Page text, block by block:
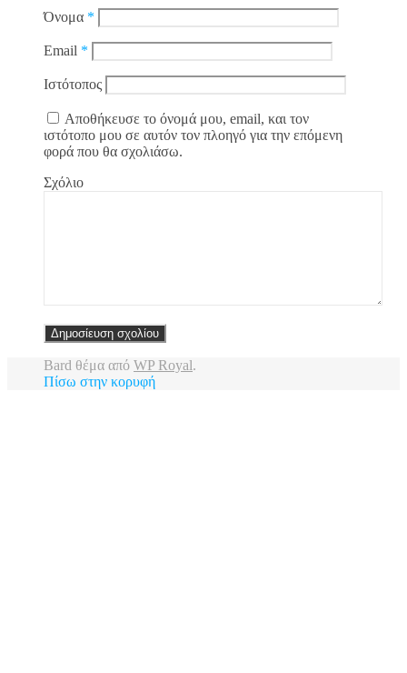
Όνομα *
Email *
Ιστότοπος
Αποθήκευσε το όνομά μου, email, και τον
ιστότοπο μου σε αυτόν τον πλοηγό για την επόμενη
φορά που θα σχολιάσω.
Σχόλιο
Bard θέμα από WP Royal.
Πίσω στην κορυφή